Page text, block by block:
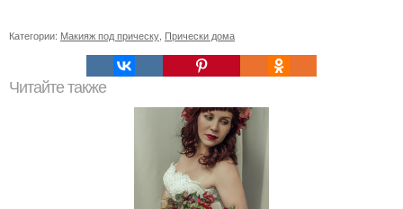
Категории: Макияж под прическу Прически дома
Читайте также